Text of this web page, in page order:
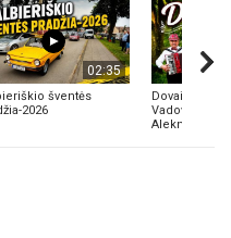
02:35
šventės
2026
Dovainonių
Vadovas
Aleknavičius